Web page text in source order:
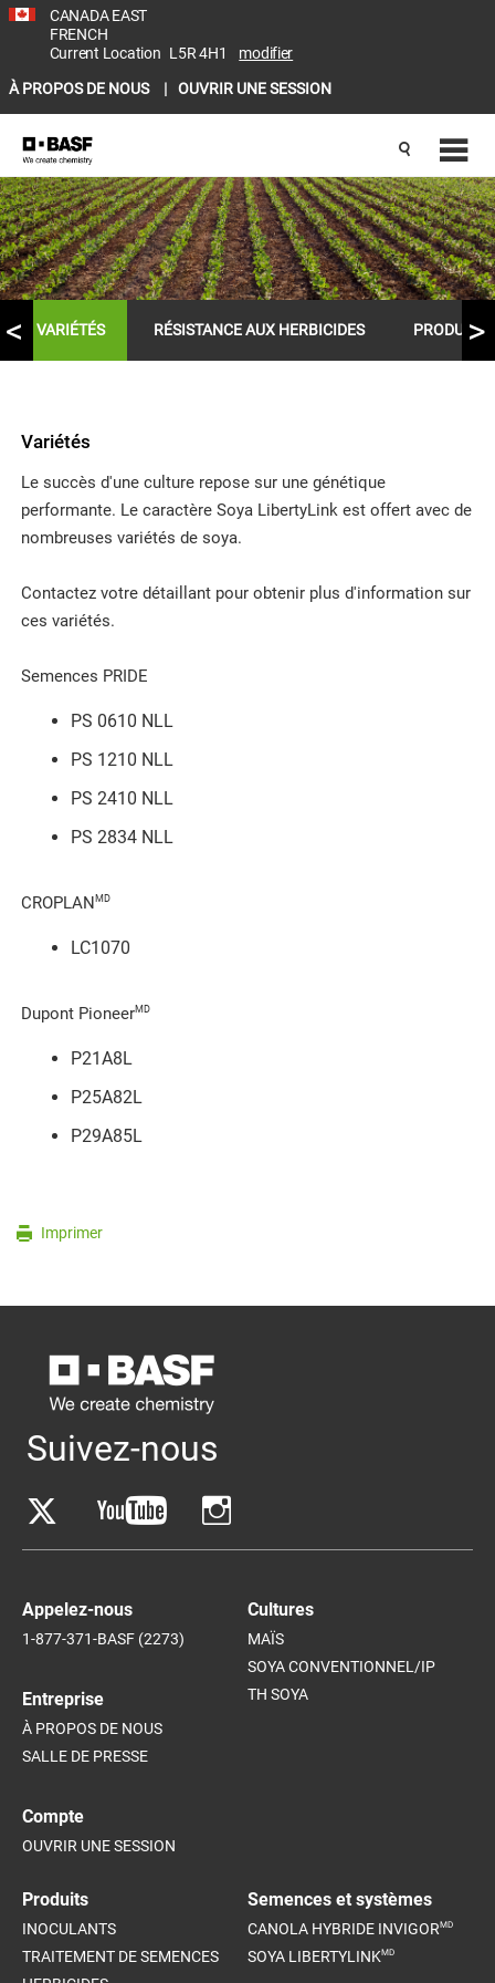
CANADA EAST
FRENCH
Current Location L5R 4H1
modifier
À PROPOS DE NOUS
OUVRIR UNE SESSION
VARIÉTÉS RÉSISTANCE AUX HERBICIDES PRODUITS
Variétés
Le succès d'une culture repose sur une génétique
performante. Le caractère Soya LibertyLink est offert avec de
nombreuses variétés de soya.
Contactez votre détaillant pour obtenir plus d'information sur
ces variétés.
Semences PRIDE
PS 0610 NLL
PS 1210 NLL
PS 2410 NLL
PS 2834 NLL
CROPLAN MD
LC1070
Dupont PioneerMD
P21A8L
P25A82L
P29A85L
Imprimer
Suivez-nous
Appelez-nous
1-877-371-BASF (2273)
Entreprise
À PROPOS DE NOUS
SALLE DE PRESSE
Compte
OUVRIR UNE SESSION
Cultures
MAÏS
SOYA CONVENTIONNEL/IP
TH SOYA
Produits
INOCULANTS
TRAITEMENT DE SEMENCES
Semences et systèmes
CANOLA HYBRIDE INVIGORMD
SOYA LIBERTYLINKMD